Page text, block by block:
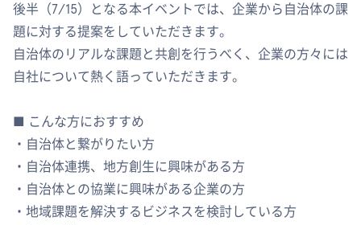
後半（7/15）となる本イベントでは、企業から自治体の課
題に対する提案をしていただきます。
自治体のリアルな課題と共創を行うべく、企業の方々には
自社について熱く語っていただきます。
■ こんな方におすすめ
・自治体と繋がりたい方
・自治体連携、地方創生に興味がある方
・自治体との協業に興味がある企業の方
・地域課題を解決するビジネスを検討している方